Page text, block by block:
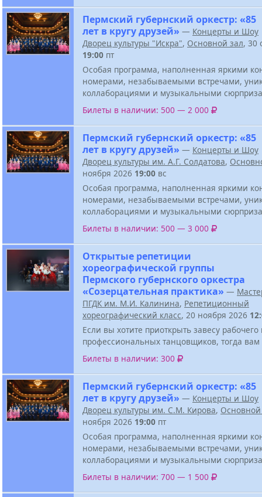
Пермский губернский оркестр: «85
лет в кругу друзей» — Концерты и Шоу
Дворец культуры "Искра", Основной зал, 30
19:00 пт
Особая программа, наполненная яркими
номерами, незабываемыми встречами,
коллаборациями и музыкальными
Билеты в наличии: 500 — 2 000
Пермский губернский оркестр: «85
лет в кругу друзей» — Концерты и Шоу
Дворец культуры им. А.Г. Солдатова,
ноября 2026 19:00 вс
Особая программа, наполненная яркими
номерами, незабываемыми встречами,
коллаборациями и музыкальными
Билеты в наличии: 500 — 3 000
Открытые репетиции
хореографической группы
Пермского губернского оркестра
«Созерцательная практика» —
ПГДК им. М.И. Калинина, Репетиционный
хореографический класс, 20 ноября 2026
Если вы хотите приоткрыть завесу рабочего
профессиональных танцовщиков, тогда
Билеты в наличии: 300
Пермский губернский оркестр: «85
лет в кругу друзей» — Концерты и Шоу
Дворец культуры им. С.М. Кирова, Основной
ноября 2026 19:00 пт
Особая программа, наполненная яркими
номерами, незабываемыми встречами,
коллаборациями и музыкальными
Билеты в наличии: 700 — 1 500